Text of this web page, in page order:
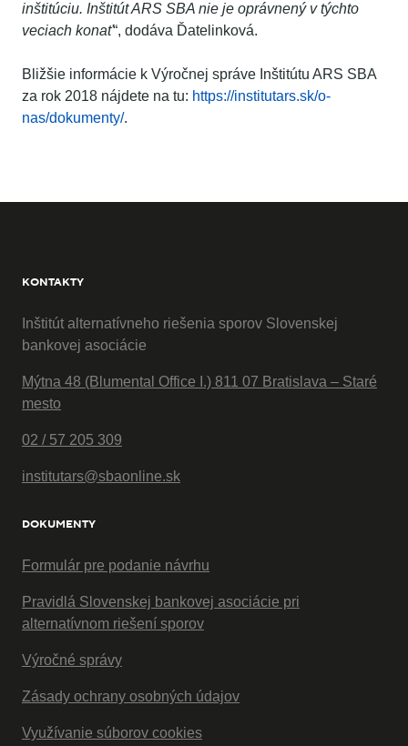
inštitúciu. Inštitút ARS SBA nie je oprávnený v týchto
veciach konať“, dodáva Ďatelinková.
Bližšie informácie k Výročnej správe Inštitútu ARS SBA
za rok 2018 nájdete na tu: https://institutars.sk/o-
nas/dokumenty/.
KONTAKTY
Inštitút alternatívneho riešenia sporov Slovenskej
bankovej asociácie
Mýtna 48 (Blumental Office I.) 811 07 Bratislava – Staré
mesto
02 / 57 205 309
institutars@sbaonline.sk
DOKUMENTY
Formulár pre podanie návrhu
Pravidlá Slovenskej bankovej asociácie pri
alternatívnom riešení sporov
Výročné správy
Zásady ochrany osobných údajov
Využívanie súborov cookies